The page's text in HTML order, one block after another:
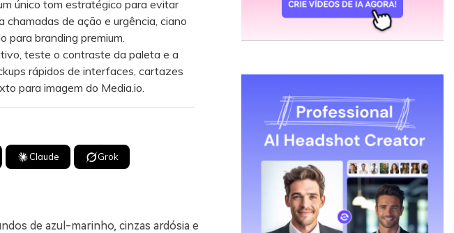
único tom estratégico para evitar
chamadas de ação e urgência, ciano
para branding premium.
teste o contraste da paleta e a
rápidos de interfaces, cartazes
para imagem do Media.io.
Claude Grok
de azul-marinho, cinzas ardósia e